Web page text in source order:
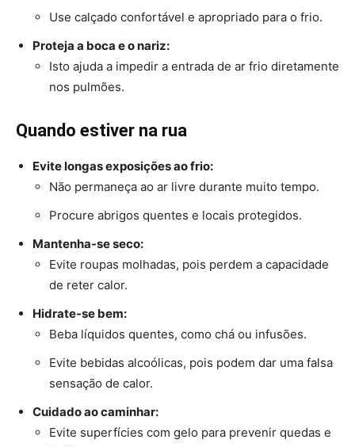
Use calçado confortável e apropriado para o frio.
Proteja a boca e o nariz:
Isto ajuda a impedir a entrada de ar frio diretamente
nos pulmões.
Quando estiver na rua
Evite longas exposições ao frio:
Não permaneça ao ar livre durante muito tempo.
Procure abrigos quentes e locais protegidos.
Mantenha-se seco:
Evite roupas molhadas, pois perdem a capacidade
de reter calor.
Hidrate-se bem:
Beba líquidos quentes, como chá ou infusões.
Evite bebidas alcoólicas, pois podem dar uma falsa
sensação de calor.
Cuidado ao caminhar:
Evite superfícies com gelo para prevenir quedas e